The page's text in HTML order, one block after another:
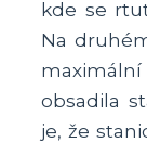
kde se
Na
obsadila
je, že